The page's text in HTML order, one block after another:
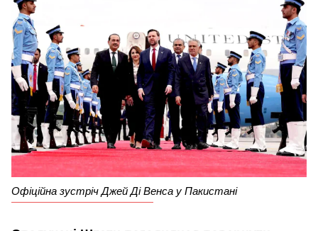
Офіційна зустріч Джей Ді Венса у Пакистані